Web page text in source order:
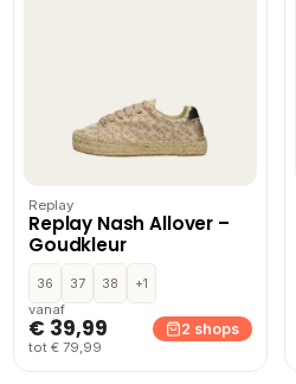
Replay
Replay Nash Allover –
Goudkleur
36 37 38
+1
vanaf
€ 39,99
tot € 79,99
2 shops